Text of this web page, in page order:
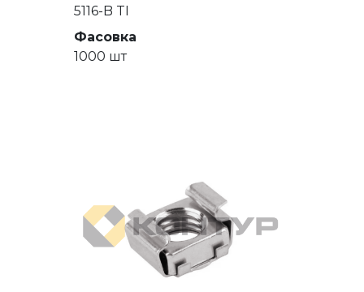
5116-B TI
Фасовка
1000 шт